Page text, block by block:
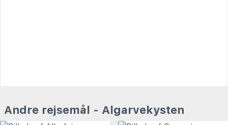
Andre rejsemål - Algarvekysten